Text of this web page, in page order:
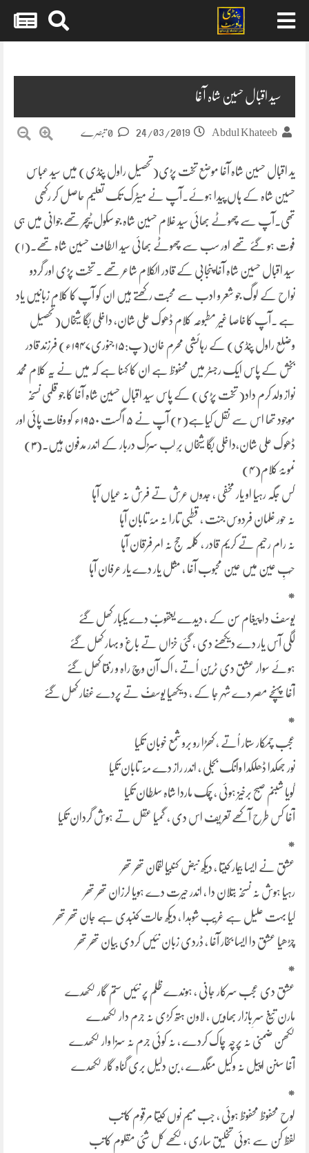
سید اقبال حسین شاہ آغا
Abdul Khateeb
24/03/2019
ید اقبال حسین شاہ آغا موضع تخت پڑی(تحصیل راول پنڈی) میں سید عباس
حسین شاہ کے ہاں پیدا ہوئے.آپ نے میٹرک تک تعلیم حاصل کر رکھی
تھی.آپ سے چھوٹے بھائی سید غلام حسین شاہ جو سکول ٹیچر تھے جوانی میں ہی
فوت ہو گئے تھے اور سب سے چھوٹے بھائی سید الطاف حسین شاہ تھے.(۱)
سید اقبال حسین شاہ آغا پنجابی کے قادر الکلام شاعر تھے . تخت پڑی اور گردو
نواح کے لوگ جو شعر و ادب سے محبت رکھتے ہیں ان کو آپ کا کلام زبانیں یاد
ہے .آپ کاخاصا غیر مطبوعہ کلام ڈھوک علی شان، داخلی بگا شیخاں(تحصیل
وضلع راول پنڈی) کے رہائشی محرم خان(پ:۱۵ جنوری۱۹۴۷ء) فرزند قادر
بخش کے پاس ایک رجسٹر میں محفوظ ہے ان کا کہنا ہے کہ میں نے یہ کلام محمد
نواز ولد کرم داد( تخت پڑی) کے پاس سید اقبال حسین شاہ آغا کا جو قلمی نسخہ
موجود تھا اس سے نقل کیاہے(۲) آپ نے ۵ اگست ۱۹۵۰ء کو وفات پائی اور
ڈھوک علی شان،داخلی بگا شیخاں برِ لب سڑک دربار کے اندر مدفون ہیں.(۳)
نمونۂ کلام(۴)
کس جگہ رہیا او یار مخفی ، جدوں عرش تے فرش نہ عیاں آہا
نہ حور غلمان فردوس جنت ، قطبی تارا نہ مۂ تابان آہا
نہ رام رحیم تے کریم قادر ، کلمہ حج نہ امر فرقان آہا
حُبِ عین میں عین محبوب آغا ، مثل یار دے یار عرفان آہا
*
یوسفؑ دا پیغام سن کے ، دیدے یعقوبؑ دے یکبار کھل گئے
لگی آس یار دے دیکھنے دی ، گئی خزاں تے باغ و بہار کھل گئے
ہوئے سوار عشق دی ٹرین اُتے ، اک آن وچ راہ و رفتا کھل گئے
آغا پہنچے مصر دے شہر جا کے ، دیکھیا یوسفؑ تے پردے غفار کھل گئے
*
عجب چمکار ستار اُتے ، کھڑا رو برو شمع خوبان تکیا
نور جھکدا ڈھلکدا وانگ بجلی ، اندر راز دے مۂ تابان تکیا
گویا شبنم صبح برخیز ہوئی ، چمک ماردا شاہ سلطان تکیا
آغا کس طرح آکھے تعریف اس دی ، گمیا عقل تے ہوش گردان تکیا
*
عشق نے ایسا بیمار کیتا ، دیکھ نبض کنبیا لقمان تھر تھر
رہیا ہوش نہ نسخہ بتلان دا ، اندر حیرت دے ہویا لرزان تھر تھر
کیا بہت علیل ہے غریب شوہدا ، دیکھ حالت کنبدی ہے جان تھر تھر
چڑھیا عشق دا ایسا بخار آغا ، ڈردی زبان نئیں کردی بیان تھر تھر
*
عشق دی عجب سرکار جانی ، ہوندے ظلم پر نئیں ستم گار لکھدے
مارن تیغ سرِ بازار بھاویں ، لاون ہتھ کڑی نہ جرم دار لکھدے
لکھن ضمنی نہ پرچہ چاک کردے ، نہ کوئی جرم نہ سزا وار لکھدے
آغا سنن اپیل نہ وکیل منگدے ، بن دلیل بری گناہ گار لکھدے
*
لوح محفوظ محفوظ ہوئی ، جب میم نوں کیتا مرقوم کاتب
لفظ کن سے ہوئی تخلیق ساری ، لکھے کل شئی مقلوم کاتب